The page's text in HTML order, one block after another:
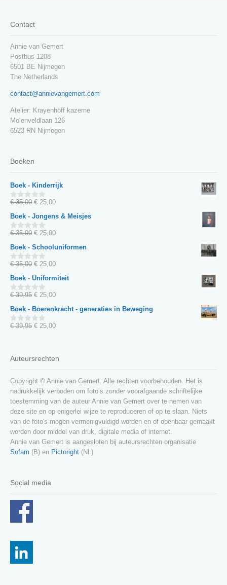
Contact
Annie van Gemert
Postbus 1208
6501 BE Nijmegen
The Netherlands
contact@annievangemert.com
Atelier: Krayenhoff kazerne
Molenveldlaan 126
6523 RN Nijmegen
Boeken
Boek - Kinderrijk
0
5
€35,00 Oorspronkelijke
prijs
was:
€ 35,00.
€ 25,00Huidige
prijs
€ 25,00.
Boek - Jongens & Meisjes
0
5
€35,00 Oorspronkelijke
prijs
was:
€ 35,00.
€ 25,00Huidige
prijs
€ 25,00.
Boek - Schooluniformen
0
5
€35,00 Oorspronkelijke
prijs
was:
€ 35,00.
€ 25,00Huidige
prijs
€ 25,00.
Boek - Uniformiteit
0
5
€39,95 Oorspronkelijke
prijs
was:
€ 39,95.
€ 25,00Huidige
prijs
€ 25,00.
Boek - Boerenkracht - generaties in Beweging
0
€39,95 Oorspronkelijke
€ 39,95.
€ 25,00Huidige
€ 25,00.
Auteursrechten
Copyright © Annie van Gemert. Alle rechten voorbehouden. Het is
nadrukkelijk verboden om foto’s zonder voorafgaande schriftelijke
toestemming van de auteur Annie van Gemert over te nemen van
deze site en op enigerlei wijze te reproduceren of op te slaan. Niets
van de foto's mogen vermenigvuldigd worden en of openbaar gemaakt
worden door middel van druk, digitale media of internet.
Annie van Gemert is aangesloten bij auteursrechten organisatie
Sofam (B) en Pictoright (NL)
Social media